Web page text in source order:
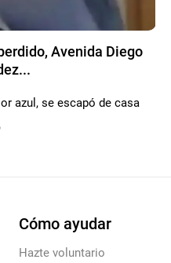
Avenida Diego
azul, se escapó de casa
Cómo ayudar
Hazte voluntario